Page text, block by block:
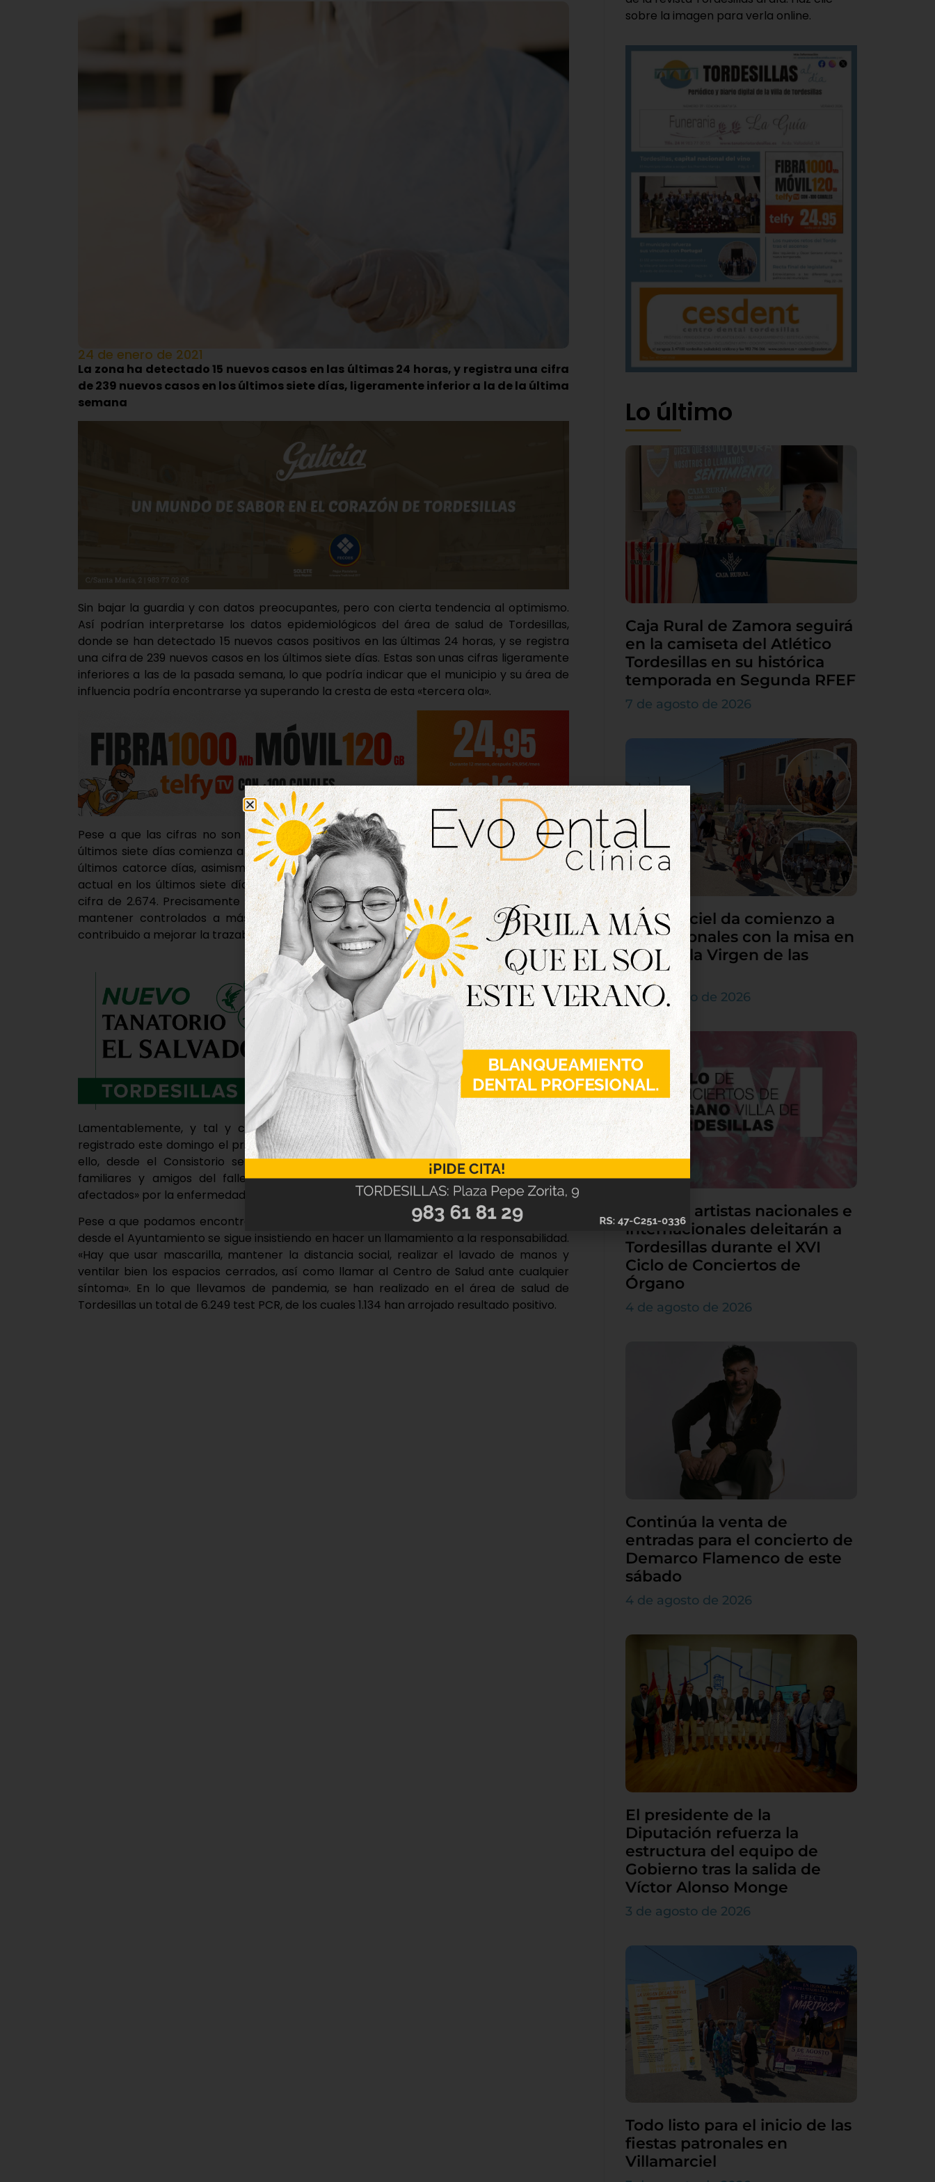
24 de enero de 2021
La zona ha detectado 15 nuevos casos en las últimas 24 horas, y registra una cifra
de 239 nuevos casos en los últimos siete días, ligeramente inferior a la de la última
semana
Sin bajar la guardia y con datos preocupantes, pero con cierta tendencia al optimismo.
Así podrían interpretarse los datos epidemiológicos del área de salud de Tordesillas,
donde se han detectado 15 nuevos casos positivos en las últimas 24 horas, y se registra
una cifra de 239 nuevos casos en los últimos siete días. Estas son unas cifras ligeramente
inferiores a las de la pasada semana, lo que podría indicar que el municipio y su área de
influencia podría encontrarse ya superando la cresta de esta «tercera ola».
Pese a que las cifras no son especialmente halagüeñas, la tendencia de casos en los
últimos siete días comienza a dar muestras de descenso -la tendencia de casos en los
últimos catorce días, asimismo, refleja una subida cada vez más lenta-, y la incidencia
actual en los últimos siete días es de 2.480, cuando la pasada semana se superaba la
cifra de 2.674. Precisamente el cribado masivo de la pasada semana -que sirvió para
mantener controlados a más de un centenar de casos asintomáticos positivos- ha
contribuido a mejorar la trazabilidad en la zona, evitando potencial riesgo de contagio.
Lamentablemente, y tal y como confirmaban fuentes municipales, el municipio ha
registrado este domingo el primer fallecido por Covid-19 en lo que llevamos de 2021. Por
ello, desde el Consistorio se ha trasladado «las más profundas condolencias a los
familiares y amigos del fallecido», así como «la pronta recuperación del resto de
afectados» por la enfermedad.
Pese a que podamos encontrarnos en el umbral de un período de mejora en los datos,
desde el Ayuntamiento se sigue insistiendo en hacer un llamamiento a la responsabilidad.
«Hay que usar mascarilla, mantener la distancia social, realizar el lavado de manos y
ventilar bien los espacios cerrados, así como llamar al Centro de Salud ante cualquier
síntoma». En lo que llevamos de pandemia, se han realizado en el área de salud de
Tordesillas un total de 6.249 test PCR, de los cuales 1.134 han arrojado resultado positivo.
sobre la imagen para verla online.
Lo último
Caja Rural de Zamora seguirá
en la camiseta del Atlético
Tordesillas en su histórica
temporada en Segunda RFEF
7 de agosto de 2026
Villamarciel da comienzo a
sus patronales con la misa en
honor a la Virgen de las
Nieves
5 de agosto de 2026
Grandes artistas nacionales e
internacionales deleitarán a
Tordesillas durante el XVI
Ciclo de Conciertos de
Órgano
4 de agosto de 2026
Continúa la venta de
entradas para el concierto de
Demarco Flamenco de este
sábado
4 de agosto de 2026
El presidente de la
Diputación refuerza la
estructura del equipo de
Gobierno tras la salida de
Víctor Alonso Monge
3 de agosto de 2026
Todo listo para el inicio de las
fiestas patronales en
Villamarciel